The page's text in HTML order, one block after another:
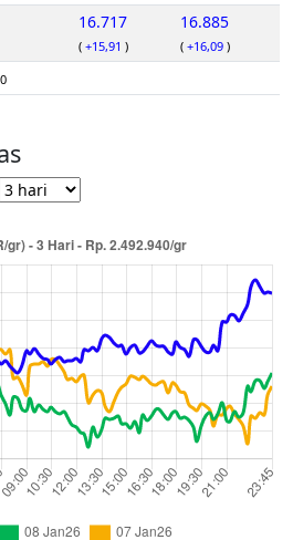
16.717
( +15,91 )
16.885
( +16,09 )